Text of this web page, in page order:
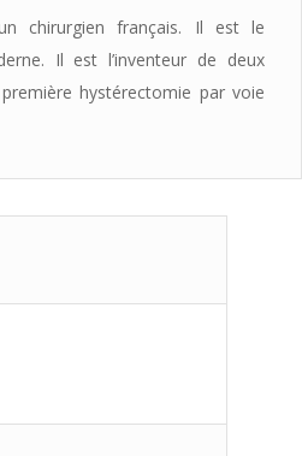
un chirurgien français. Il est le
Il est l’inventeur de deux
hystérectomie par voie